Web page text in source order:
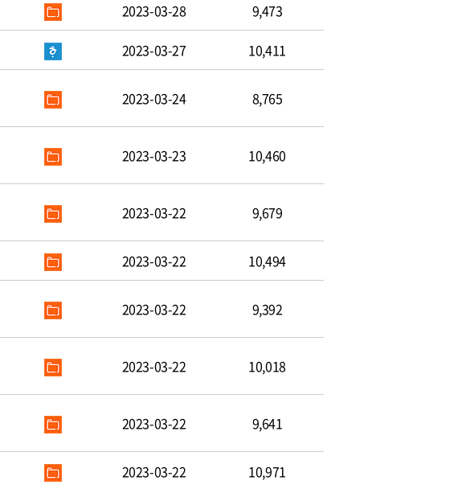
2023-03-28 9,473
2023-03-27 10,411
2023-03-24 8,765
2023-03-23 10,460
2023-03-22 9,679
2023-03-22 10,494
2023-03-22 9,392
2023-03-22 10,018
2023-03-22 9,641
2023-03-22 10,971